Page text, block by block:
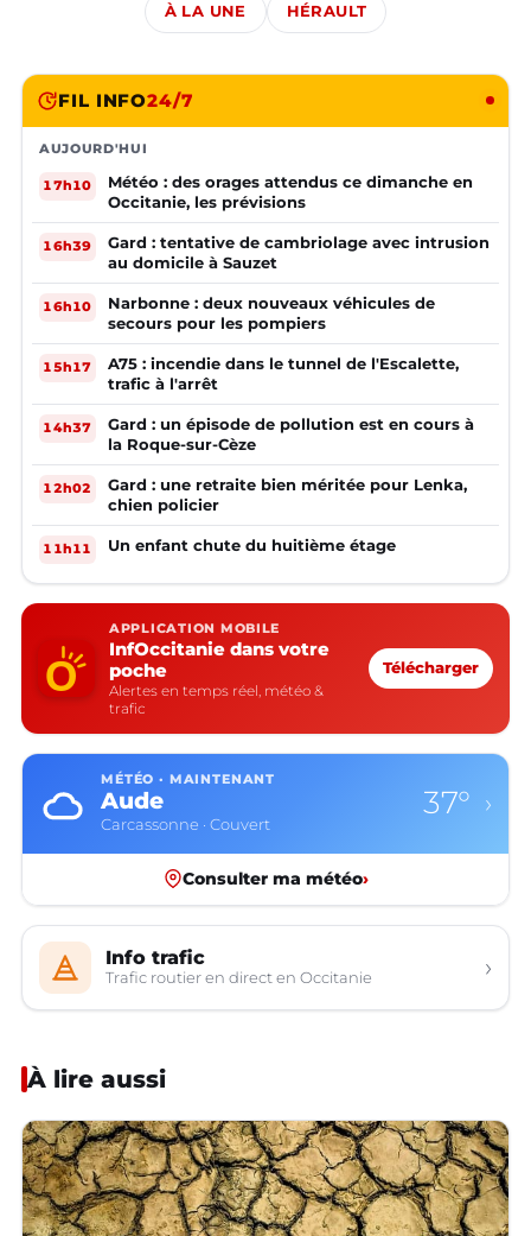
À LA UNE HÉRAULT
FIL INFO24/7
AUJOURD'HUI
17h10
Météo : des orages attendus ce dimanche en
Occitanie, les prévisions
16h39
Gard : tentative de cambriolage avec intrusion
au domicile à Sauzet
16h10
Narbonne : deux nouveaux véhicules de
secours pour les pompiers
15h17
A75 : incendie dans le tunnel de l'Escalette,
trafic à l'arrêt
14h37
Gard : un épisode de pollution est en cours à
la Roque-sur-Cèze
12h02
Gard : une retraite bien méritée pour Lenka,
chien policier
11h11 Un enfant chute du huitième étage
APPLICATION MOBILE
InfOccitanie dans votre
poche
Alertes en temps réel, météo &
trafic
Télécharger
MÉTÉO · MAINTENANT
Aude
Carcassonne · Couvert
37° ›
Consulter ma météo›
Info trafic
Trafic routier en direct en Occitanie ›
À lire aussi